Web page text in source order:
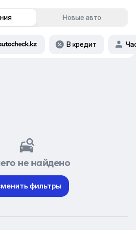
Новые авто
В кредит
не найдено
фильтры